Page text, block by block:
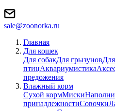
sale@zoonorka.ru
Главная
Для кошек
Для собакДля грызуновДля
птицАквариумистика
предожения
Влажный корм
Сухой кормМиски
принадлежностиСовочки